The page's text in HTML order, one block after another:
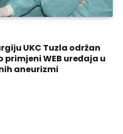
UKC Tuzla održan
WEB uređaja u
aneurizmi